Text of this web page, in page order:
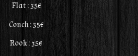
Flat : 35€
Conch : 35€
Rook : 35€